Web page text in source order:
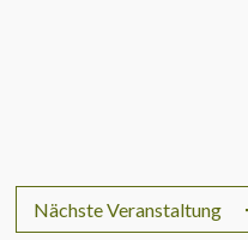
Nächste Veranstaltung